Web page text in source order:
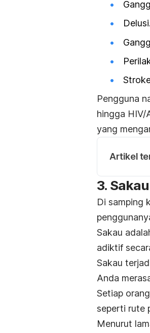
Delusi.
Pengguna
hingga HIV/
yang
Artikel
3.
Di samping
Sakau
adiktif
Sakau
Anda
Setiap
seperti rute
Menurut